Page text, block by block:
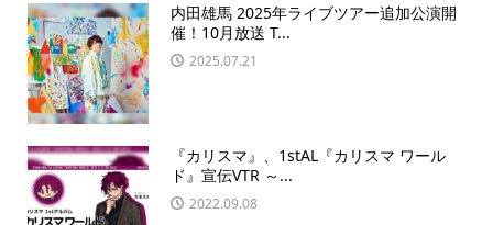
内田雄馬 2025年ライブツアー追加公演開
催！10月放送 T...
2025.07.21
『カリスマ』、1stAL『カリスマ ワール
ド』宣伝VTR ～...
2022.09.08